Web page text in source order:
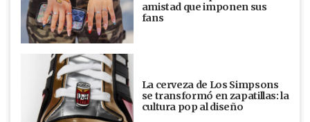
amistad que imponen sus
fans
La cerveza de Los Simpsons
se transformó en zapatillas: la
cultura pop al diseño